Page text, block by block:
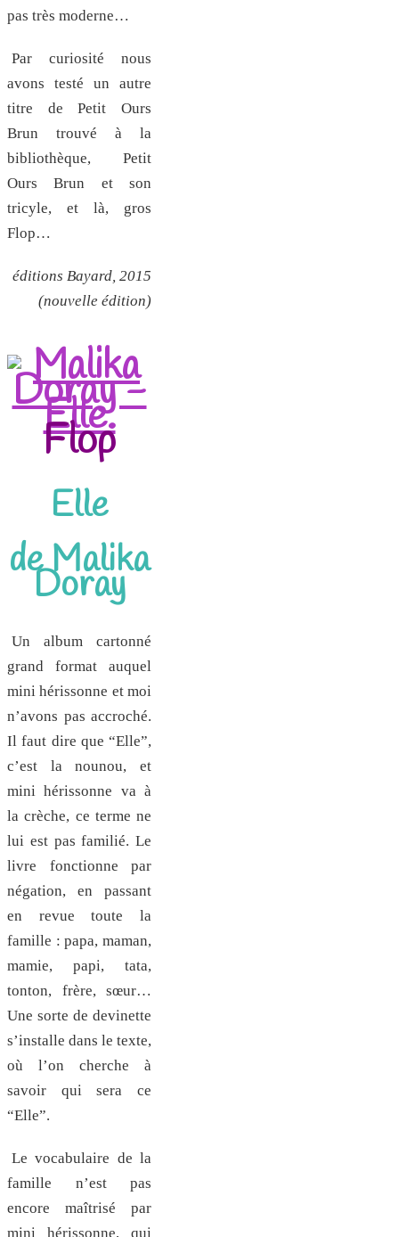
pas très moderne…
Par curiosité nous
avons testé un autre
titre de Petit Ours
Brun trouvé à la
bibliothèque, Petit
Ours Brun et son
tricyle, et là, gros
Flop…
éditions Bayard, 2015
(nouvelle édition)
Flop
Elle
de Malika
Doray
Un album cartonné
grand format auquel
mini hérissonne et moi
n’avons pas accroché.
Il faut dire que “Elle”,
c’est la nounou, et
mini hérissonne va à
la crèche, ce terme ne
lui est pas familié. Le
livre fonctionne par
négation, en passant
en revue toute la
famille : papa, maman,
mamie, papi, tata,
tonton, frère, sœur…
Une sorte de devinette
s’installe dans le texte,
où l’on cherche à
savoir qui sera ce
“Elle”.
Le vocabulaire de la
famille n’est pas
encore maîtrisé par
mini hérissonne, qui